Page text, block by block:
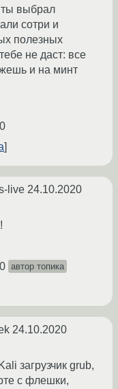
ты выбрал
сотри и
полезных
не даст: все
и на минт
live 24.10.2020
автор топика
24.10.2020
загрузчик grub,
с флешки,